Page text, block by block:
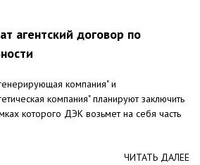
агентский договор по
компания" и
компания" планируют заключить
которого ДЭК возьмет на себя часть
ЧИТАТЬ ДАЛЕЕ